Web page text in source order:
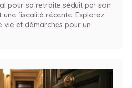
pour sa retraite séduit par son
une fiscalité récente. Explorez
vie et démarches pour un